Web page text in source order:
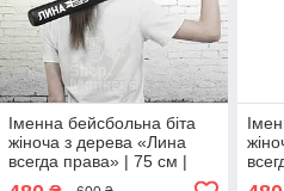
Іменна бейсбольна біта
жіноча з дерева «Лина
всегда права» | 75 см |